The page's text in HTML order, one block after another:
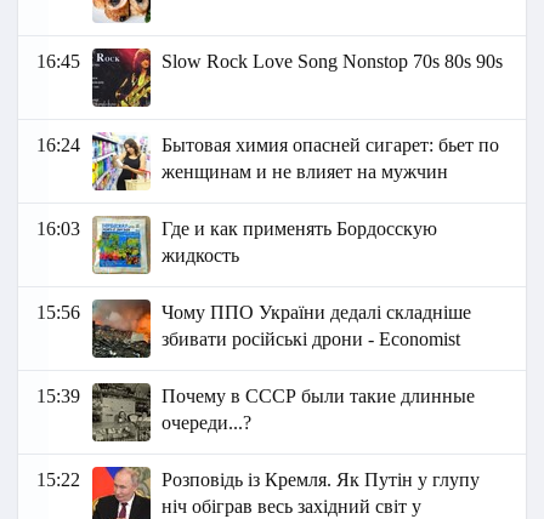
16:45 Slow Rock Love Song Nonstop 70s 80s 90s
16:24
Бытовая химия опасней сигарет: бьет по
женщинам и не влияет на мужчин
16:03
Где и как применять Бордосскую
жидкость
15:56
Чому ППО України дедалі складніше
збивати російські дрони - Economist
15:39
Почему в СССР были такие длинные
очереди...?
15:22
Розповідь із Кремля. Як Путін у глупу
ніч обіграв весь західний світ у